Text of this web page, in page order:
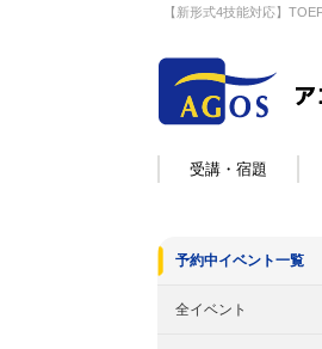
【新形式4技能対応】
受講・宿題
予約中イベント一覧
全イベント